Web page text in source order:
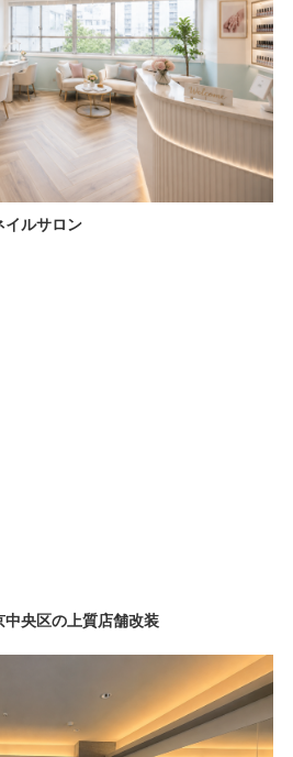
イルサロン
央区の上質店舗改装